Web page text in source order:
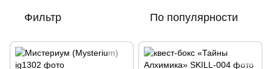
Фильтр По популярности